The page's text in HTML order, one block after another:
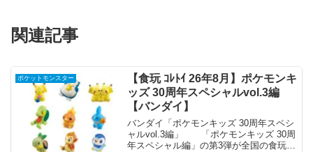
関連記事
ポケットモンスター
【食玩 ｺﾚﾄｲ 26年8月】ポケモンキ
ッズ 30周年スペシャルvol.3編
【バンダイ】
バンダイ「ポケモンキッズ 30周年スペシ
ャルvol.3編」 「ポケモンキッズ 30周
年スペシャル編」の第3弾が全国の食玩売